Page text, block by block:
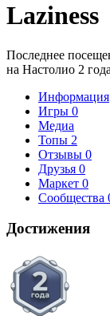
Laziness
Последнее
на Настолио 2
Информация
Игры 0
Медиа
Топы 2
Отзывы 0
Друзья 0
Маркет 0
Сообщества
Достижения